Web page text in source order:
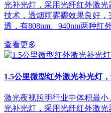
光补光灯，采用光纤红外激
技术，透烟雨雾霾效果良好
透，有808nm、940nm两种红
查看更多
1.5公里微型红外激光补光灯
激光夜视照明行业中体积最
光补光灯，采用光纤红外激